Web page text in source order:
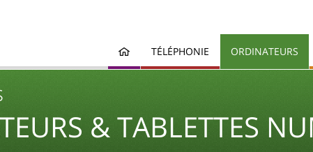
TÉLÉPHONIE ORDINATEURS
& TABLETTES